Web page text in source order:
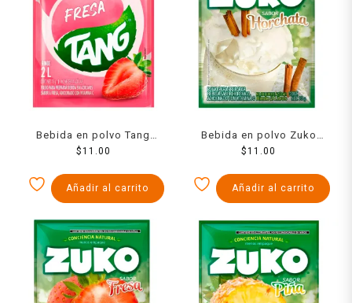
Bebida en polvo Tang
fresa 13 g
$11.00
Añadir al carrito
Bebida en polvo Zuko
sabor horchata 13 g
$11.00
Añadir al carrito